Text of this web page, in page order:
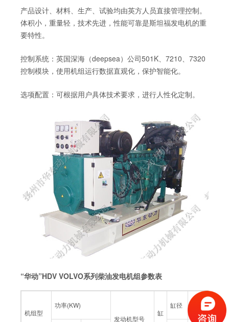
产品设计、材料、生产、试验均由英方人员直接管理控制。
体积小，重量轻，技术先进，性能可靠是斯坦福发电机的重
要特性。
控制系统：英国深海（deepsea）公司501K、7210、7320
控制模块，使用机组运行数据直观化，保护智能化。
选项配置：可根据用户具体技术要求，进行人性化定制。
“华动”HDV VOLVO系列柴油发电机组参数表
机组型
功率(KW)
发动机型号
缸
缸径 行程 排量